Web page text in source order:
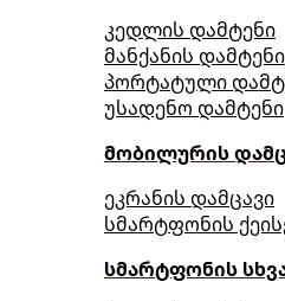
კედლის დამტენი
მანქანის დამტენი
პორტატული
უსადენო დამტენი
მობილურის
ეკრანის დამცავი
სმარტფონის
სმარტფონის